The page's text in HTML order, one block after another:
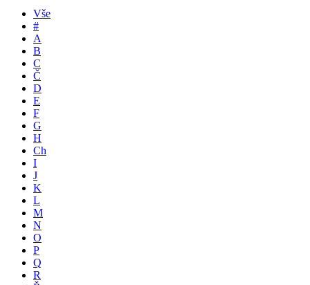
Vše
#
A
B
C
Č
D
E
F
G
H
Ch
I
J
K
L
M
N
O
P
Q
R